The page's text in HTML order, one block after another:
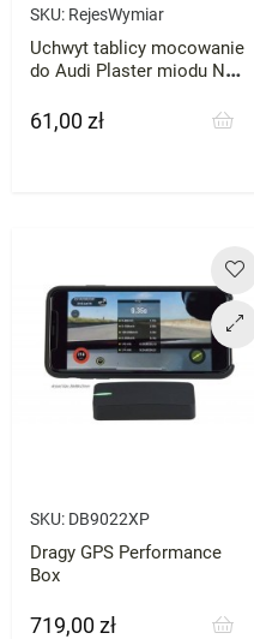
SKU: RejesWymiar
Uchwyt tablicy mocowanie
do Audi Plaster miodu NA
Cena
61,00 zł
SKU: DB9022XP
Dragy GPS Performance
Box
Cena
719,00 zł